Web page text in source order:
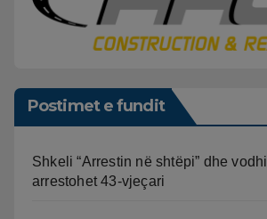
Postimet e fundit
Shkeli “Arrestin në shtëpi” dhe
arrestohet 43-vjeçari